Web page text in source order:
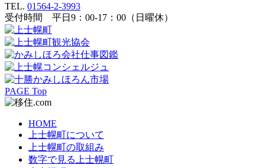
TEL. 01564-2-3993
受付時間 平日9：00-17：00（日曜休）
PAGE Top
HOME
上士幌町について
上士幌町の取組み
数字で見る上士幌町